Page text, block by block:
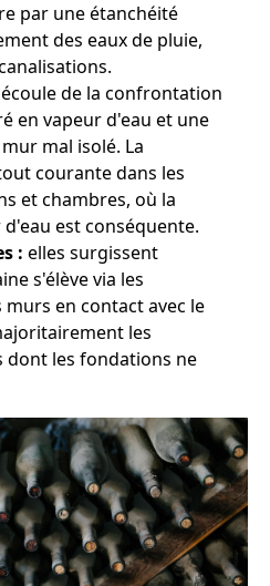
par une étanchéité
des eaux de pluie,
de la confrontation
en vapeur d'eau et une
mal isolé. La
courante dans les
et chambres, où la
est conséquente.
: elles surgissent
s'élève via les
en contact avec le
les
dont les fondations ne